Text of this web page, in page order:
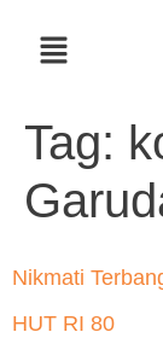
Tag:
Nikmati
HUT RI 80